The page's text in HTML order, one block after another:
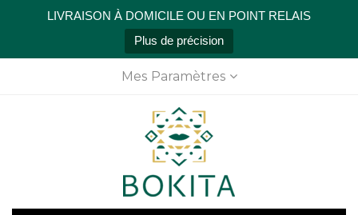
LIVRAISON À DOMICILE OU EN POINT RELAIS
Plus de précision
Mes Paramètres